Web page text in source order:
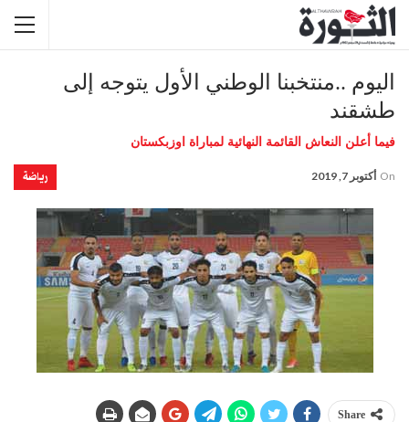
اليوم ..منتخبنا الوطني الأول يتوجه إلى
طشقند
فيما أعلن النعاش القائمة النهائية لمباراة اوزبكستان
رياضة On أكتوبر 7, 2019
Share